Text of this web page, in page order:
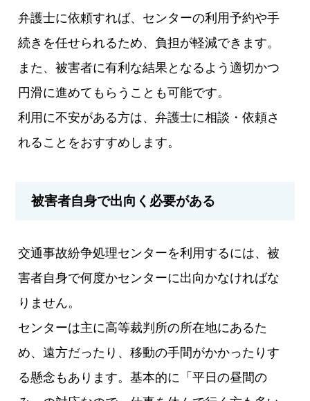
弁護士に依頼すれば、センターの利用予約や手
続きを任せられるため、負担が軽減できます。
また、被害者に有利な結果となるよう適切かつ
円滑に進めてもらうことも可能です。
利用に不安がある方は、弁護士に相談・依頼さ
れることをおすすめします。
被害者自身で出向く必要がある
交通事故紛争処理センターを利用するには、被
害者自身で何度かセンターに出向かなければな
りません。
センターは主に高等裁判所の所在地にあるた
め、遠方だったり、移動の手間がかかったりす
る懸念もあります。基本的に「平日の昼間の